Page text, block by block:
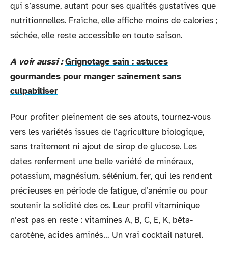
qui s’assume, autant pour ses qualités gustatives que
nutritionnelles. Fraîche, elle affiche moins de calories ;
séchée, elle reste accessible en toute saison.
A voir aussi : Grignotage sain : astuces
gourmandes pour manger sainement sans
culpabiliser
Pour profiter pleinement de ses atouts, tournez-vous
vers les variétés issues de l’agriculture biologique,
sans traitement ni ajout de sirop de glucose. Les
dates renferment une belle variété de minéraux,
potassium, magnésium, sélénium, fer, qui les rendent
précieuses en période de fatigue, d’anémie ou pour
soutenir la solidité des os. Leur profil vitaminique
n’est pas en reste : vitamines A, B, C, E, K, bêta-
carotène, acides aminés… Un vrai cocktail naturel.